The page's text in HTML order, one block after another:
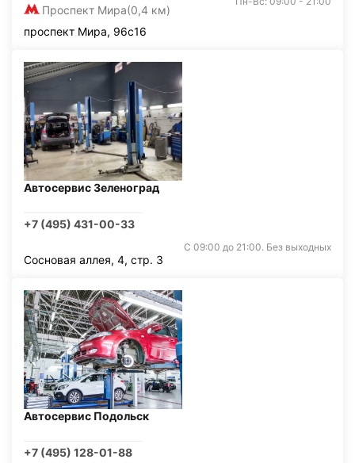
Проспект Мира(0,4 км)
проспект Мира, 96с16
Автосервис Зеленоград
+7 (495) 431-00-33
С 09:00 до 21:00. Без выходных
Сосновая аллея, 4, стр. 3
Автосервис Подольск
+7 (495) 128-01-88